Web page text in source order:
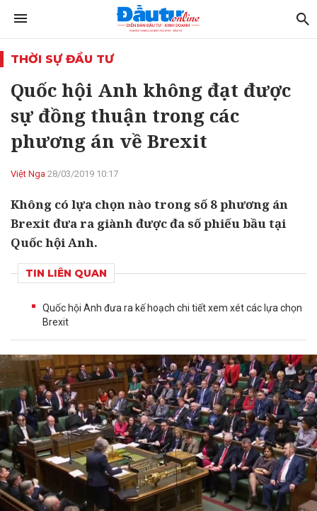
THỜI SỰ ĐẦU TƯ
Quốc hội Anh không đạt được
sự đồng thuận trong các
phương án về Brexit
Việt Nga 28/03/2019 10:17
Không có lựa chọn nào trong số 8 phương án
Brexit đưa ra giành được đa số phiếu bầu tại
Quốc hội Anh.
TIN LIÊN QUAN
Quốc hội Anh đưa ra kế hoạch chi tiết xem xét các lựa chọn
Brexit